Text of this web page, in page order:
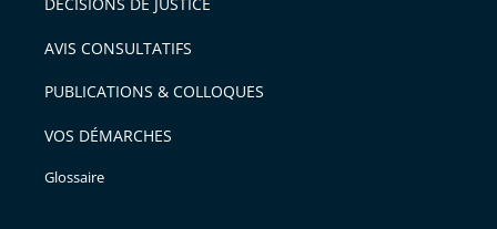
avant
AVIS CONSULTATIFS
PUBLICATIONS & COLLOQUES
VOS DÉMARCHES
Glossaire